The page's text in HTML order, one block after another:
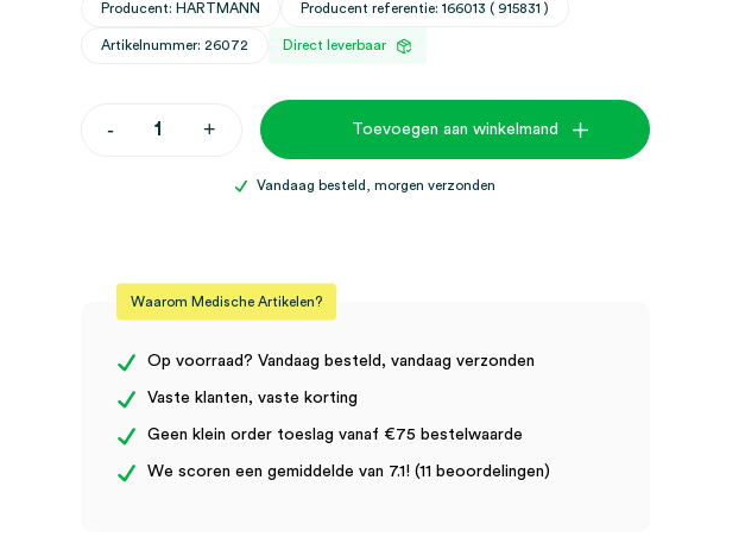
Producent: HARTMANN Producent referentie: 166013 ( 915831 )
Artikelnummer: 26072 Direct leverbaar
-MoliCare
incontinentiebroekjes,
aantal
+ Toevoegen aan winkelmand
Vandaag besteld, morgen verzonden
Waarom Medische Artikelen?
Op voorraad? Vandaag besteld, vandaag verzonden
Vaste klanten, vaste korting
Geen klein order toeslag vanaf €75 bestelwaarde
We scoren een gemiddelde van 7.1! (11 beoordelingen)